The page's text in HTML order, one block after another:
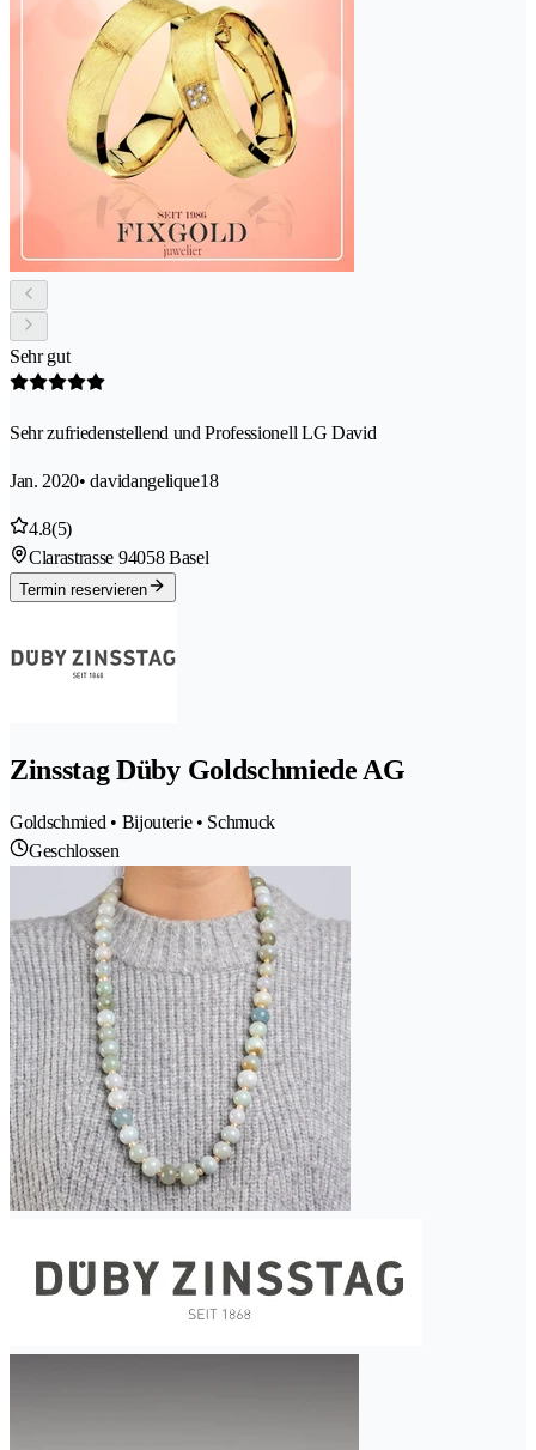
Sehr gut
Sehr zufriedenstellend und Professionell LG David
Jan. 2020• davidangelique18
4.8(5)
Clarastrasse 94058 Basel
Termin reservieren
Zinsstag Düby Goldschmiede AG
Goldschmied • Bijouterie • Schmuck
Geschlossen